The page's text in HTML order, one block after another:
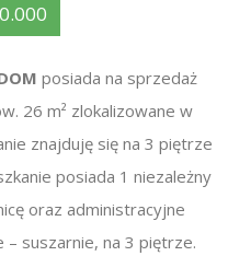
posiada na sprzedaż
26 m² zlokalizowane w
znajduję się na 3 piętrze
posiada 1 niezależny
oraz administracyjne
suszarnie, na 3 piętrze.